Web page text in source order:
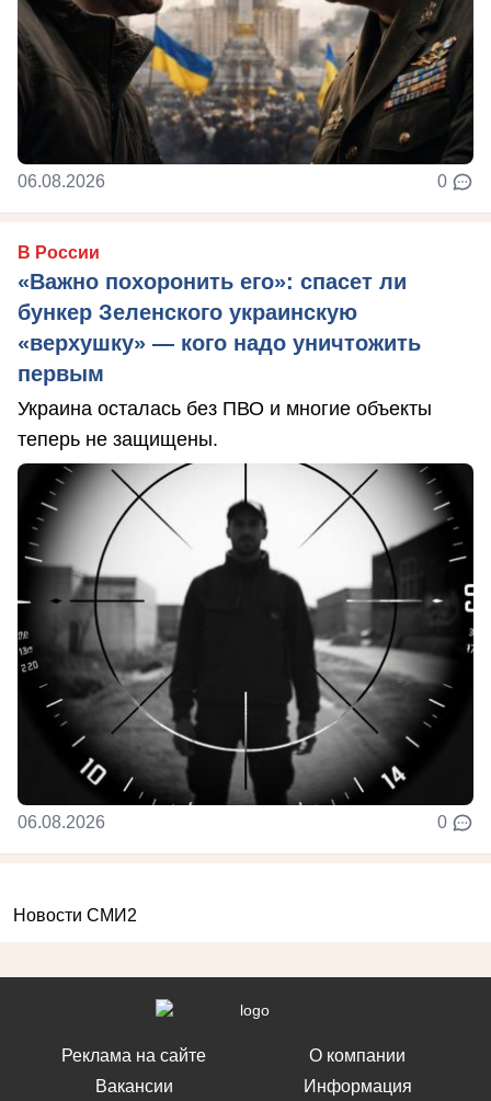
06.08.2026 0
В России
«Важно похоронить его»: спасет ли
бункер Зеленского украинскую
«верхушку» — кого надо уничтожить
первым
Украина осталась без ПВО и многие объекты
теперь не защищены.
06.08.2026 0
Новости СМИ2
Реклама на сайте
Вакансии
О компании
Информация